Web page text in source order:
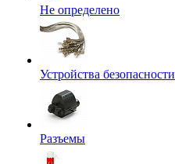
Не определено
Устройства безопасности
Разъемы